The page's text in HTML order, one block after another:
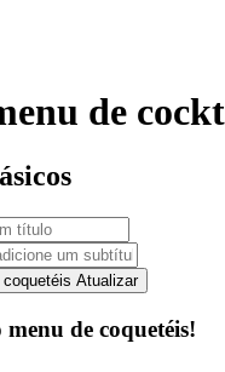
de
Atualizar
de coquetéis!